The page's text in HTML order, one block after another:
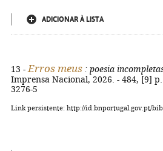
ADICIONAR À LISTA
13 - Erros meus : poesia
Imprensa Nacional, 2026. - 484, [9]
3276-5
Link persistente: http://id.bnportugal.gov.pt/